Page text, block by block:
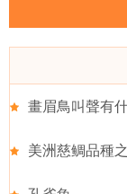
畫眉鳥叫聲有
美洲慈鲷品種